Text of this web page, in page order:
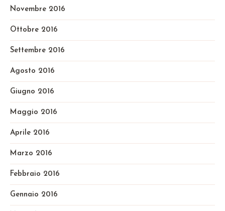
Novembre 2016
Ottobre 2016
Settembre 2016
Agosto 2016
Giugno 2016
Maggio 2016
Aprile 2016
Marzo 2016
Febbraio 2016
Gennaio 2016